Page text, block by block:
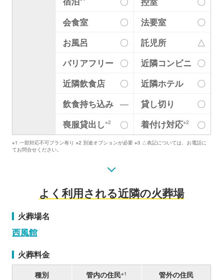
会食室
〇 法要室
〇
お風呂
〇 託児所
△
バリアフリー 〇 近隣コンビニ 〇
近隣飲食店
〇 近隣ホテル
〇
飲食持ち込み ― 貸し切り
〇
喪服貸出し※2 〇 着付け対応※2 〇
※1 一部対応不可プラン有り ※2 別途オプションが必要 ※3 △表記については、お電話に
てお問合せください。
よく利用される近隣の火葬場
火葬場名
西風館
火葬料金
種別 管内の住民※1
管外の住民